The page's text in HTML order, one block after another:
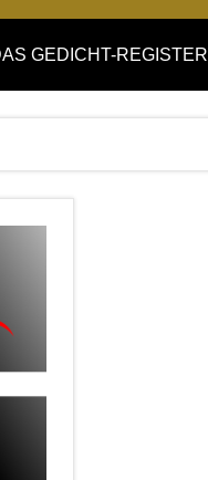
GEDICHT-REGISTER